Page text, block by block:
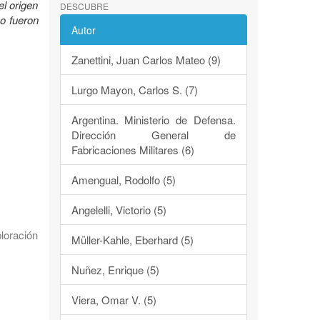
origen
fueron
DESCUBRE
Autor
Zanettini, Juan Carlos Mateo (9)
Lurgo Mayon, Carlos S. (7)
Argentina. Ministerio de Defensa.
Dirección General de
Fabricaciones Militares (6)
Amengual, Rodolfo (5)
Angelelli, Victorio (5)
Müller-Kahle, Eberhard (5)
Nuñez, Enrique (5)
Viera, Omar V. (5)